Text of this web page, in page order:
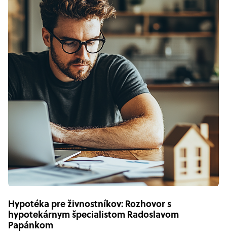
Hypotéka pre živnostníkov: Rozhovor s
hypotekárnym špecialistom Radoslavom
Papánkom